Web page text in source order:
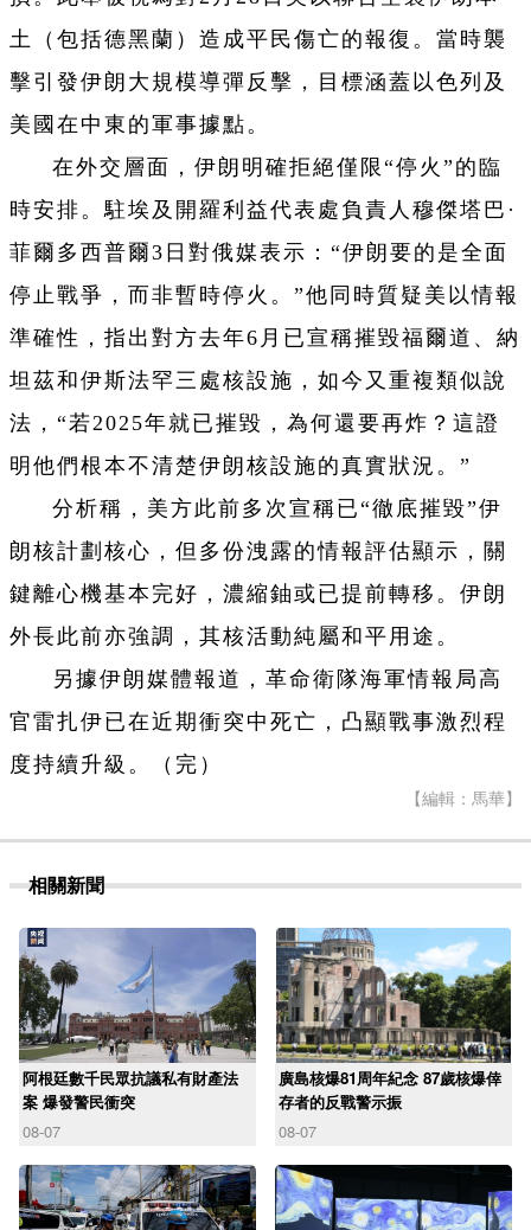
土（包括德黑蘭）造成平民傷亡的報復。當時襲
擊引發伊朗大規模導彈反擊，目標涵蓋以色列及
美國在中東的軍事據點。
在外交層面，伊朗明確拒絕僅限“停火”的臨
時安排。駐埃及開羅利益代表處負責人穆傑塔巴·
菲爾多西普爾3日對俄媒表示：“伊朗要的是全面
停止戰爭，而非暫時停火。”他同時質疑美以情報
準確性，指出對方去年6月已宣稱摧毀福爾道、納
坦茲和伊斯法罕三處核設施，如今又重複類似說
法，“若2025年就已摧毀，為何還要再炸？這證
明他們根本不清楚伊朗核設施的真實狀況。”
分析稱，美方此前多次宣稱已“徹底摧毀”伊
朗核計劃核心，但多份洩露的情報評估顯示，關
鍵離心機基本完好，濃縮鈾或已提前轉移。伊朗
外長此前亦強調，其核活動純屬和平用途。
另據伊朗媒體報道，革命衛隊海軍情報局高
官雷扎伊已在近期衝突中死亡，凸顯戰事激烈程
度持續升級。（完）
【編輯：馬華】
相關新聞
阿根廷數千民眾抗議私有財產法
案 爆發警民衝突
08-07
廣島核爆81周年紀念 87歲核爆倖
存者的反戰警示振
08-07